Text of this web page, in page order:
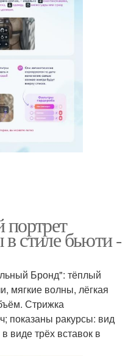
стиле бьюти -
Бронд": тёплый
мягкие волны, лёгкая
Стрижка
показаны ракурсы: вид
виде трёх вставок в